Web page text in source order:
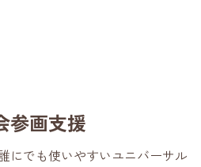
参画支援
にでも使いやすいユニバーサル